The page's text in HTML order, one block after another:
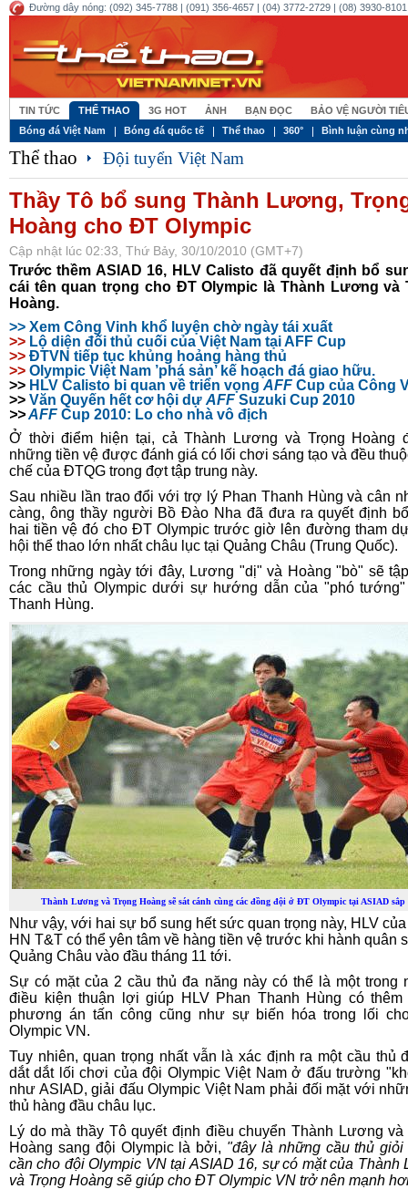
Đường dây nóng: (092) 345-7788 | (091) 356-4657 | (04) 3772-2729 | (08) 3930-
TIN TỨC THỂ THAO 3G HOT ẢNH BẠN ĐỌC
BẢO VỆ NGƯỜI
Bóng đá Việt Nam
Bóng đá quốc tế Thể thao 360° Bình luận cùng
Thể thao Đội tuyển Việt Nam
Thầy Tô bổ sung Thành Lương,
Hoàng cho ĐT Olympic
Cập nhật lúc 02:33, Thứ Bảy, 30/10/2010 (GMT+7)
Trước thềm ASIAD 16, HLV Calisto đã quyết định bổ
cái tên quan trọng cho ĐT Olympic là Thành Lương và
Hoàng.
>> Xem Công Vinh khổ luyện chờ ngày tái xuất
>> Lộ diện đối thủ cuối của Việt Nam tại AFF Cup
>> ĐTVN tiếp tục khủng hoảng hàng thủ
>> Olympic Việt Nam ’phá sản’ kế hoạch đá giao hữu.
>> HLV Calisto bi quan về triển vọng AFF Cup của Công
>> Văn Quyến hết cơ hội dự AFF Suzuki Cup 2010
>>AFF Cup 2010: Lo cho nhà vô địch
Ở thời điểm hiện tại, cả Thành Lương và Trọng Hoàng
những tiền vệ được đánh giá có lối chơi sáng tạo và đều
chế của ĐTQG trong đợt tập trung này.
Sau nhiều lần trao đổi với trợ lý Phan Thanh Hùng và cân
càng, ông thầy người Bồ Đào Nha đã đưa ra quyết định
hai tiền vệ đó cho ĐT Olympic trước giờ lên đường tham
hội thể thao lớn nhất châu lục tại Quảng Châu (Trung Quốc).
Trong những ngày tới đây, Lương "dị" và Hoàng "bò" sẽ
các cầu thủ Olympic dưới sự hướng dẫn của "phó tướng"
Thanh Hùng.
Thành Lương và Trọng Hoàng sẽ sát cánh cùng các đồng đội ở ĐT Olympic tại ASIAD
Như vậy, với hai sự bổ sung hết sức quan trọng này, HLV
HN T&T có thể yên tâm về hàng tiền vệ trước khi hành quân
Quảng Châu vào đầu tháng 11 tới.
Sự có mặt của 2 cầu thủ đa năng này có thể là một trong
điều kiện thuận lợi giúp HLV Phan Thanh Hùng có thêm
phương án tấn công cũng như sự biến hóa trong lối
Olympic VN.
Tuy nhiên, quan trọng nhất vẫn là xác định ra một cầu thủ
dắt dắt lối chơi của đội Olympic Việt Nam ở đấu trường
như ASIAD, giải đấu Olympic Việt Nam phải đối mặt với
thủ hàng đầu châu lục.
Lý do mà thầy Tô quyết định điều chuyển Thành Lương và
Hoàng sang đội Olympic là bởi, "đây là những cầu thủ giỏi
cần cho đội Olympic VN tại ASIAD 16, sự có mặt của Thành
và Trọng Hoàng sẽ giúp cho ĐT Olympic VN trở nên mạnh